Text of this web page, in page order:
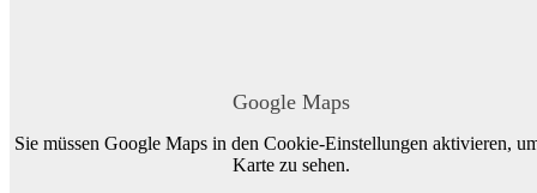
Google Maps
Sie müssen Google Maps in den Cookie-Einstellungen aktivieren,
Karte zu sehen.